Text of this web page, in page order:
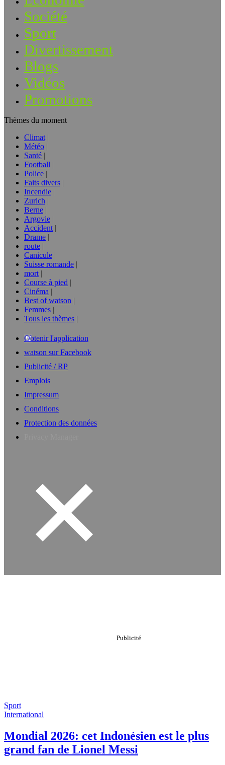
Société
Sport
Divertissement
Blogs
Vidéos
Promotions
Thèmes du moment
Climat
Météo
Santé
Football
Police
Faits divers
Incendie
Zurich
Berne
Argovie
Accident
Drame
route
Canicule
Suisse romande
mort
Course à pied
Cinéma
Best of watson
Femmes
Tous les thèmes
Obtenir l'application
watson sur Facebook
Publicité / RP
Emplois
Impressum
Conditions
Protection des données
Sport
International
Mondial 2026: cet Indonésien est le plus
grand fan de Lionel Messi